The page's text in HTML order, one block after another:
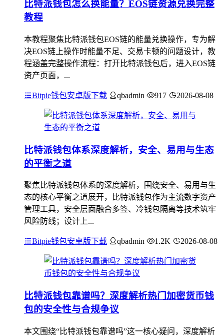
比特派钱包怎么换能量？EOS链资源兑换完整
教程
本教程聚焦比特派钱包EOS链的能量兑换操作，专为解
决EOS链上操作时能量不足、交易卡顿的问题设计，教
程涵盖完整操作流程：打开比特派钱包后，进入EOS链
资产页面，...
Bitpie钱包安卓版下载 qbadmin 917 2026-08-08
比特派钱包体系深度解析，安全、易用与生态
的平衡之道
聚焦比特派钱包体系的深度解析，围绕安全、易用与生
态的核心平衡之道展开，比特派钱包作为主流数字资产
管理工具，安全层面融合多签、冷钱包隔离等技术筑牢
风险防线；设计上...
Bitpie钱包安卓版下载 qbadmin 1.2K 2026-08-08
比特派钱包靠谱吗？深度解析热门加密货币钱
包的安全性与合规争议
本文围绕“比特派钱包靠谱吗”这一核心疑问，深度解析